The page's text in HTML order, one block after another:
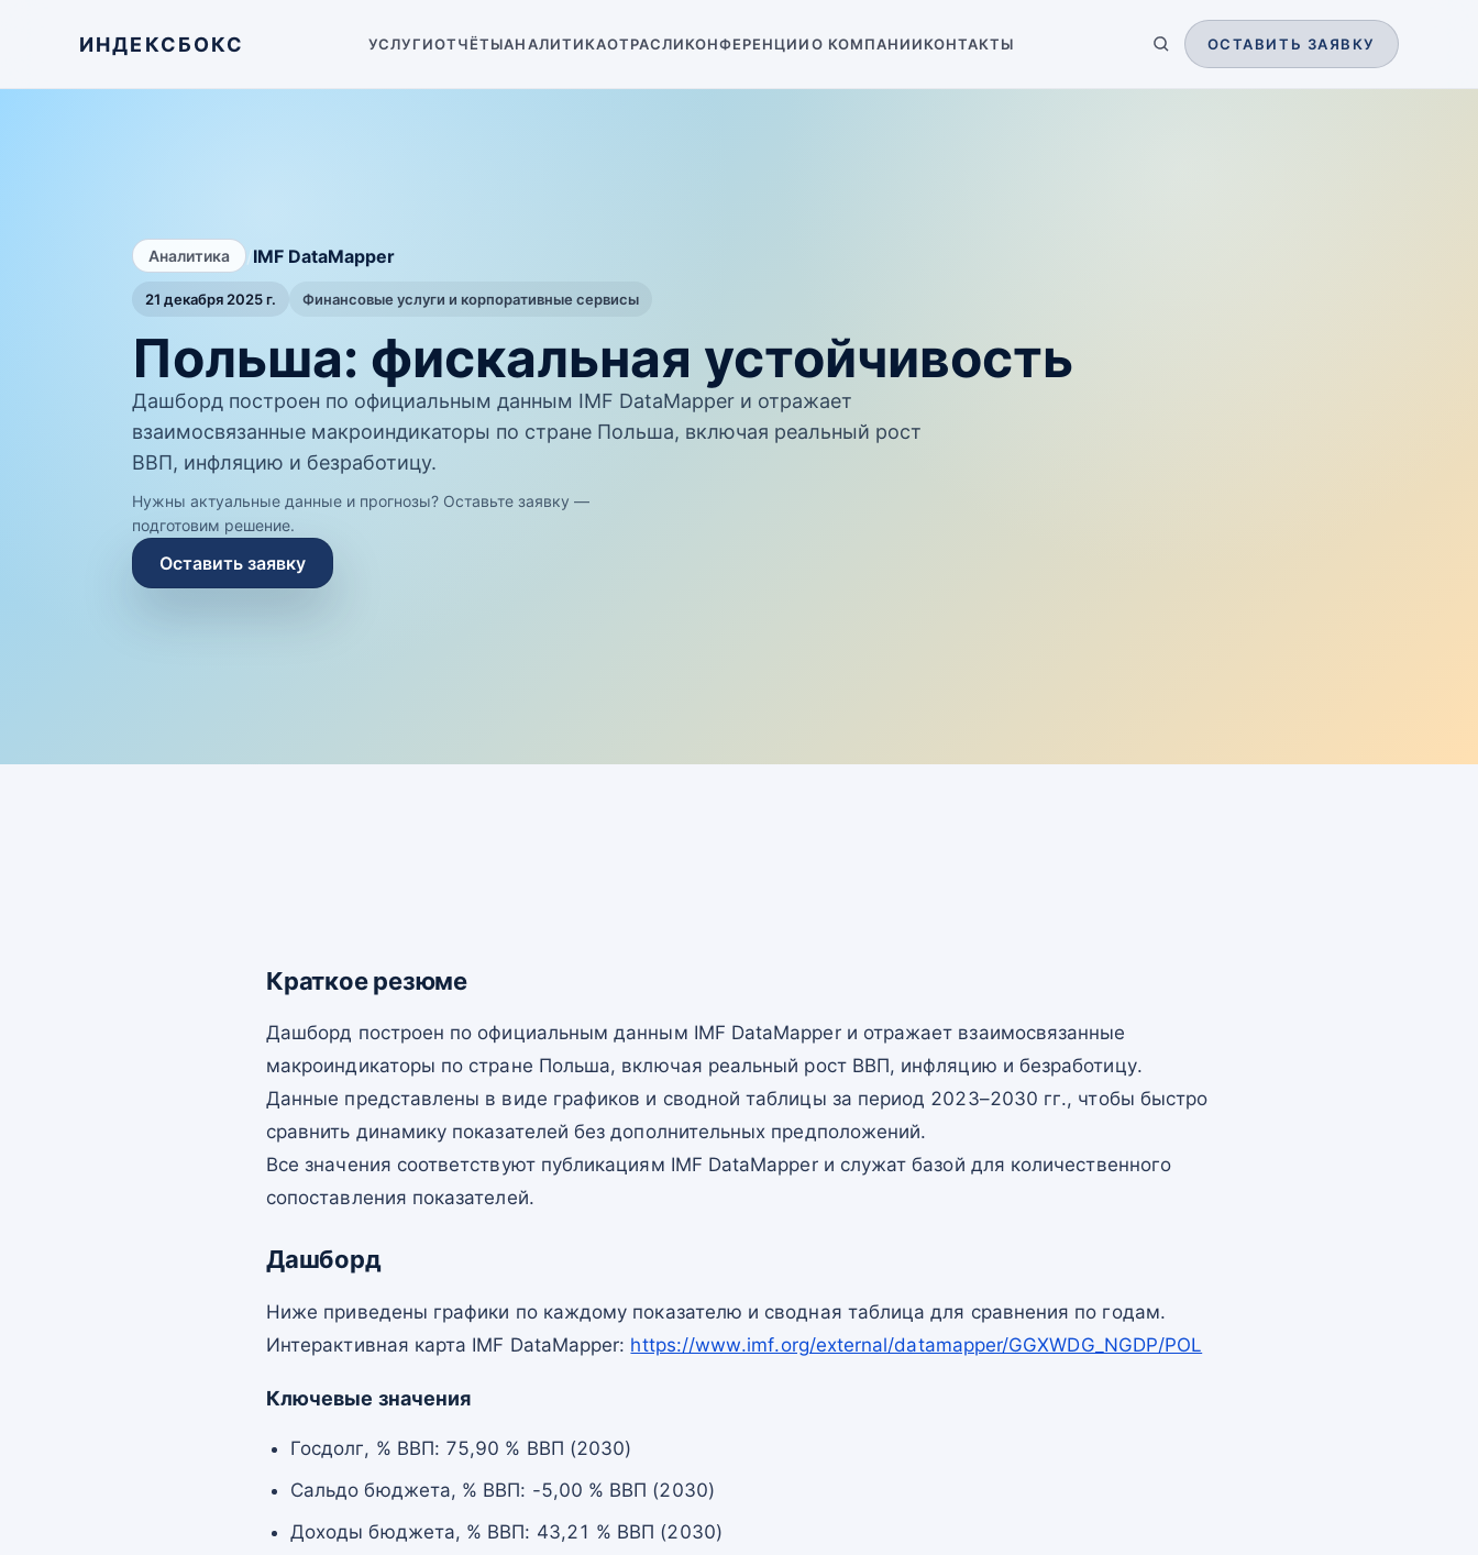
ИНДЕКСБОКС УСЛУГИОТЧЁТЫАНАЛИТИКАОТРАСЛИКОНФЕРЕНЦИИО КОМПАНИИКОНТАКТЫ ОСТАВИТЬ ЗАЯВКУ
Аналитика /IMF DataMapper
21 декабря 2025 г. Финансовые услуги и корпоративные сервисы
Польша: фискальная устойчивость
Дашборд построен по официальным данным IMF DataMapper и отражает
взаимосвязанные макроиндикаторы по стране Польша, включая реальный рост
ВВП, инфляцию и безработицу.
Нужны актуальные данные и прогнозы? Оставьте заявку —
подготовим решение.
Оставить заявку
Краткое резюме
Дашборд построен по официальным данным IMF DataMapper и отражает взаимосвязанные
макроиндикаторы по стране Польша, включая реальный рост ВВП, инфляцию и безработицу.
Данные представлены в виде графиков и сводной таблицы за период 2023–2030 гг., чтобы быстро
сравнить динамику показателей без дополнительных предположений.
Все значения соответствуют публикациям IMF DataMapper и служат базой для количественного
сопоставления показателей.
Дашборд
Ниже приведены графики по каждому показателю и сводная таблица для сравнения по годам.
Интерактивная карта IMF DataMapper: https://www.imf.org/external/datamapper/GGXWDG_NGDP/POL
Ключевые значения
Госдолг, % ВВП: 75,90 % ВВП (2030)
Сальдо бюджета, % ВВП: -5,00 % ВВП (2030)
Доходы бюджета, % ВВП: 43,21 % ВВП (2030)